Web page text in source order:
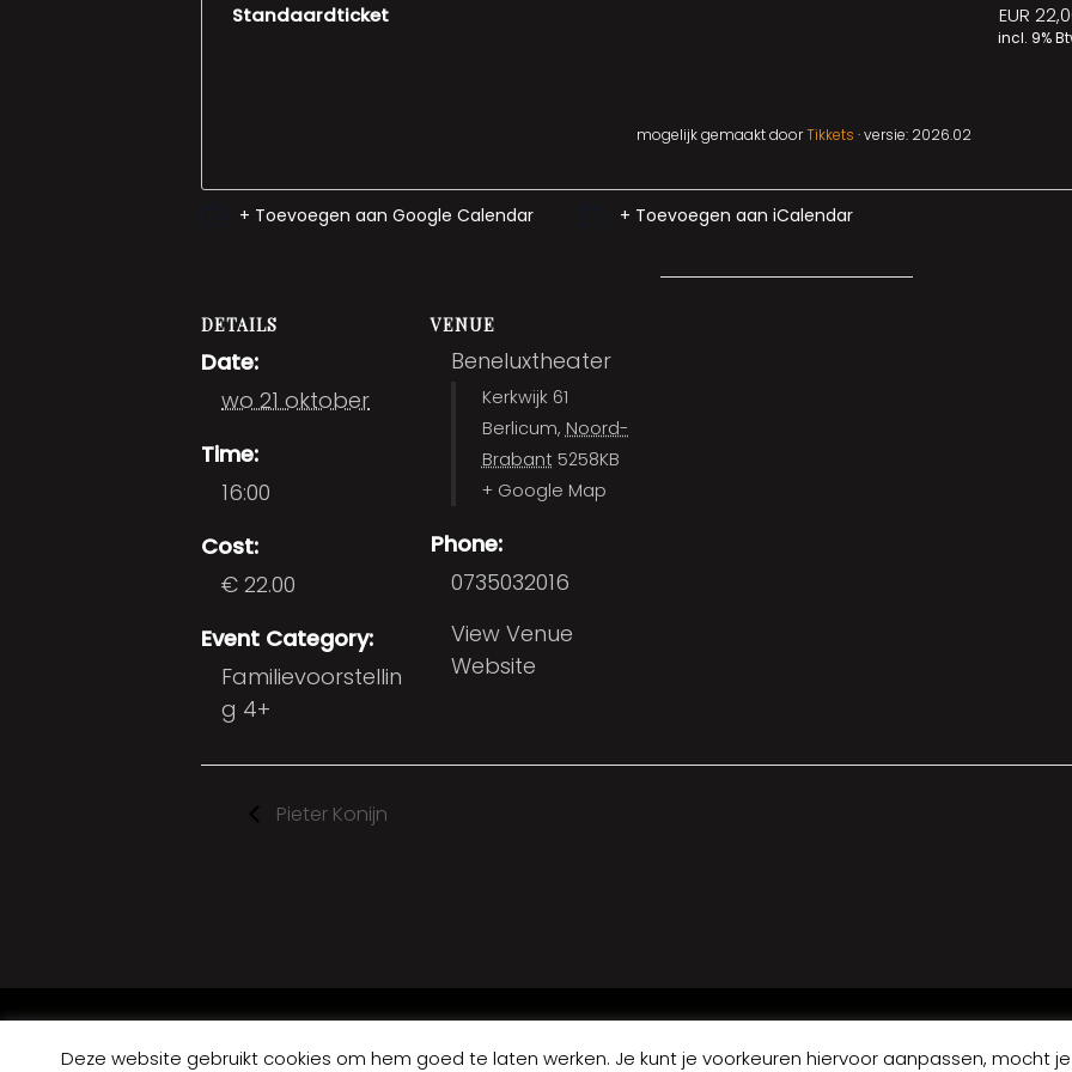
Standaardticket EUR
incl. 9%
mogelijk gemaakt doorTikkets · versie: 2026.02
+ Toevoegen aan Google Calendar + Toevoegen aan iCalendar
DETAILS
Date:
wo 21 oktober
Time:
16:00
Cost:
€ 22.00
Event Category:
Familievoorstellin
g 4+
VENUE
Beneluxtheater
Kerkwijk 61
Berlicum, Noord-
Brabant 5258KB
+ Google Map
Phone:
0735032016
View Venue
Website
Pieter Konijn
Deze website gebruikt cookies om hem goed te laten werken. Je kunt je voorkeuren hiervoor aanpassen, mocht